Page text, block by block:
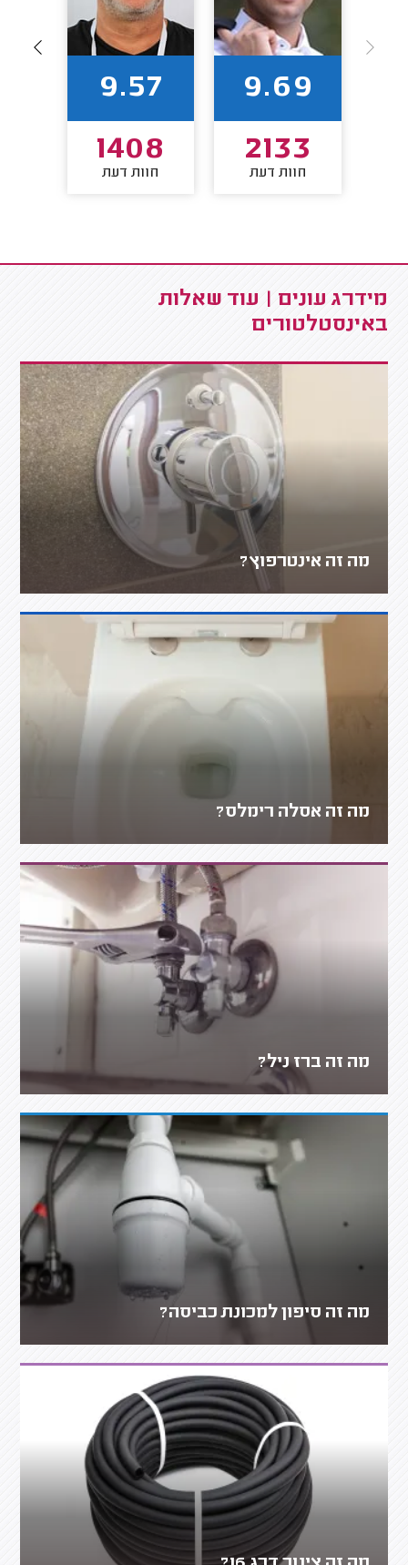
9.69
2133
חוות דעת
9.57
1408
חוות דעת
מידרג עונים | עוד שאלות
באינסטלטורים
מה זה אינטרפוץ?
מה זה אסלה רימלס?
מה זה ברז ניל?
מה זה סיפון למכונת כביסה?